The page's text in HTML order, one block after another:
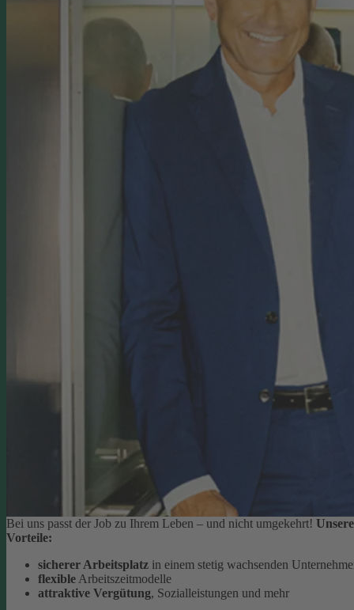
Bei uns passt der Job zu Ihrem Leben – und nicht umgekehrt! Unsere
Vorteile:
sicherer Arbeitsplatz in einem stetig wachsenden
flexible Arbeitszeitmodelle
attraktive Vergütung, Sozialleistungen und mehr